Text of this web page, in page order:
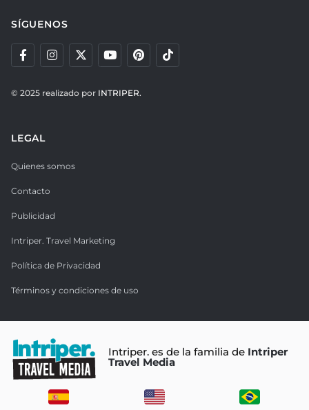
SÍGUENOS
© 2025 realizado por INTRIPER.
LEGAL
Quienes somos
Contacto
Publicidad
Intriper. Travel Marketing
Política de Privacidad
Términos y condiciones de uso
Intriper. es de la familia de Intriper
Travel Media